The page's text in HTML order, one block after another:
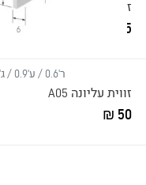
זווית פינה פנימית A02
75 ₪
ר'0.6 / ע'0.9 / ג'270
זווית עליונה A05
50 ₪